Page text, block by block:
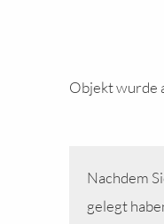
Objekt wurde
Nachdem
gelegt